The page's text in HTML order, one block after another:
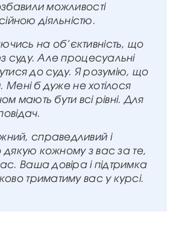
можливості
діяльністю.
на об’єктивність, що
суду. Але процесуальні
до суду. Я розумію, що
Мені б дуже не хотілося
мають бути всі рівні. Для
справедливий і
дякую кожному з вас за те,
Ваша довіра і підтримка
триматиму вас у курсі.